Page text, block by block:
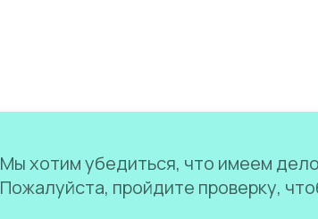
Мы хотим убедиться, что имеем
Пожалуйста, пройдите проверку,